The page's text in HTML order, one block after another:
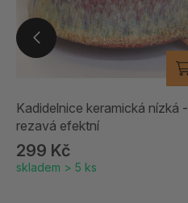
Kadidelnice keramická nízká -
rezavá efektní
299 Kč
skladem > 5 ks